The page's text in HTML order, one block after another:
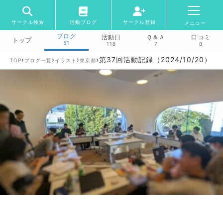
サークル検索 活動ブログ サークル登録 メニュー
トップ
ブログ
51
活動日
118
Ｑ＆Ａ
7
口コミ
8
TOP› ブログ一覧 › イラスト ›東京都›第37回活動記録（2024/10/20）